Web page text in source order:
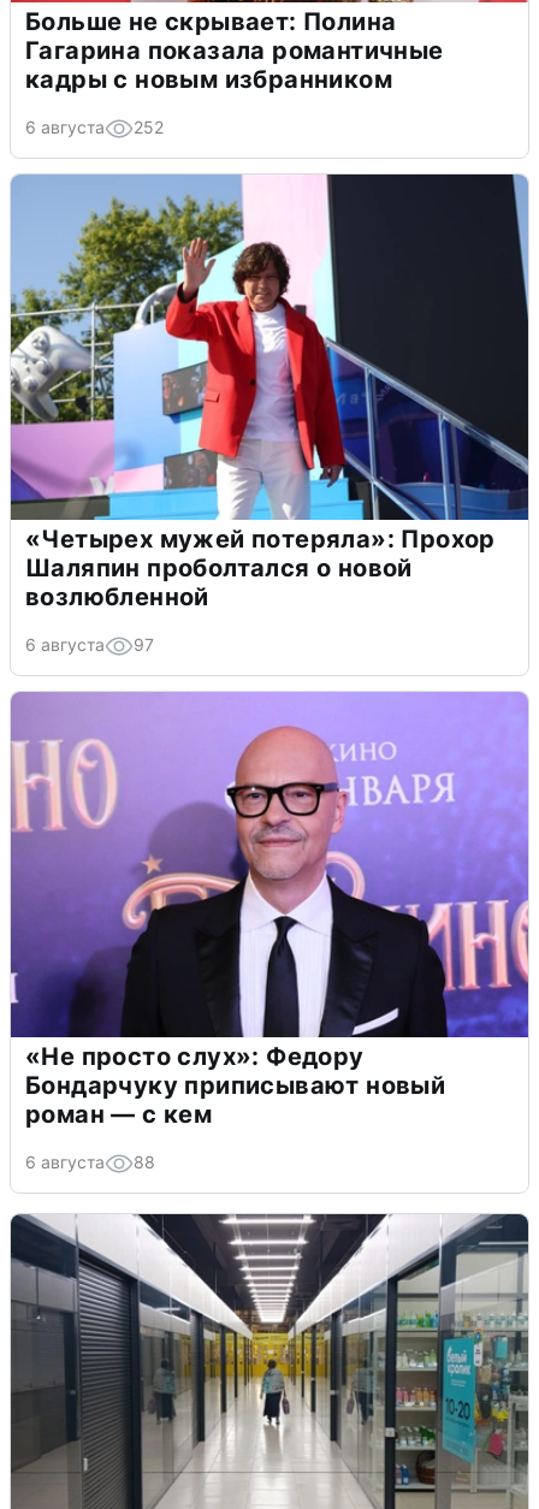
Больше не скрывает: Полина
Гагарина показала романтичные
кадры с новым избранником
6 августа 252
«Четырех мужей потеряла»: Прохор
Шаляпин проболтался о новой
возлюбленной
6 августа 97
«Не просто слух»: Федору
Бондарчуку приписывают новый
роман — с кем
6 августа 88